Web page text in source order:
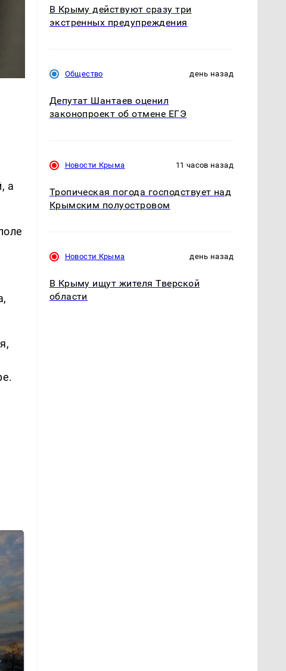
а
В Крыму действуют сразу три
экстренных предупреждения
Общество день назад
Депутат Шантаев оценил
законопроект об отмене ЕГЭ
Новости Крыма 11 часов назад
Тропическая погода господствует над
Крымским полуостровом
Новости Крыма день назад
В Крыму ищут жителя Тверской
области